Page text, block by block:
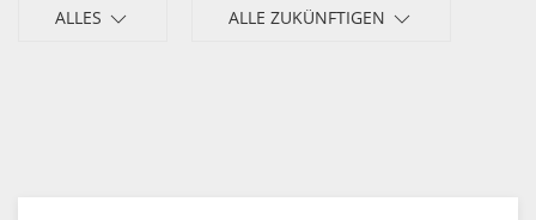
ALLES ALLE ZUKÜNFTIGEN